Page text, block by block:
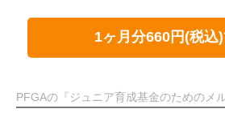
1ヶ月分660円(税込
PFGAの『ジュニア育成基金のためのメル